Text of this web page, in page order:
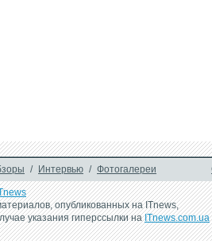
/ Интервью / Фотогалереи
опубликованных на ITnews,
указания гиперссылки наITnews.com.ua